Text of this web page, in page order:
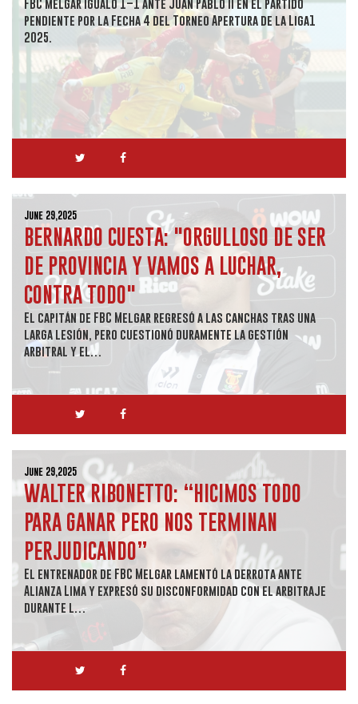
FBC Melgar igualó 1–1 ante Juan Pablo II en el partido
pendiente por la Fecha 4 del Torneo Apertura de la Liga1
2025.
June 29,2025
BERNARDO CUESTA: "ORGULLOSO DE SER
DE PROVINCIA Y VAMOS A LUCHAR,
CONTRA TODO"
El capitán de FBC Melgar regresó a las canchas tras una
larga lesión, pero cuestionó duramente la gestión
arbitral y el…
June 29,2025
WALTER RIBONETTO: “HICIMOS TODO
PARA GANAR PERO NOS TERMINAN
PERJUDICANDO”
El entrenador de FBC Melgar lamentó la derrota ante
Alianza Lima y expresó su disconformidad con el arbitraje
durante l…